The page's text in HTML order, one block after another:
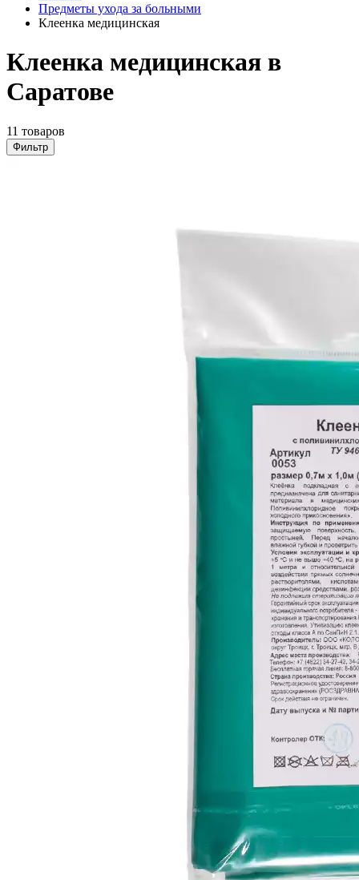
Предметы ухода за больными
Клеенка медицинская
Клеенка медицинская в
Саратове
11 товаров
Фильтр